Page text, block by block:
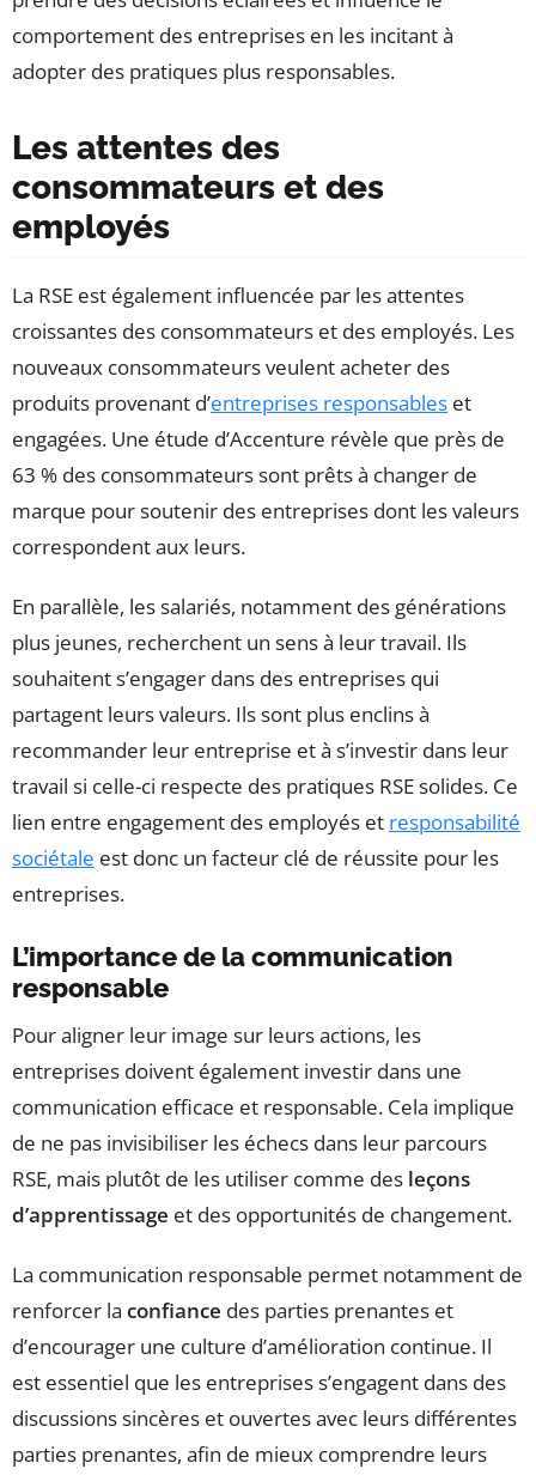
comportement des entreprises en les incitant à
adopter des pratiques plus responsables.
Les attentes des
consommateurs et des
employés
La RSE est également influencée par les attentes
croissantes des consommateurs et des employés. Les
nouveaux consommateurs veulent acheter des
produits provenant d’entreprises responsables et
engagées. Une étude d’Accenture révèle que près de
63 % des consommateurs sont prêts à changer de
marque pour soutenir des entreprises dont les valeurs
correspondent aux leurs.
En parallèle, les salariés, notamment des générations
plus jeunes, recherchent un sens à leur travail. Ils
souhaitent s’engager dans des entreprises qui
partagent leurs valeurs. Ils sont plus enclins à
recommander leur entreprise et à s’investir dans leur
travail si celle-ci respecte des pratiques RSE solides. Ce
lien entre engagement des employés et responsabilité
sociétale est donc un facteur clé de réussite pour les
entreprises.
L’importance de la communication
responsable
Pour aligner leur image sur leurs actions, les
entreprises doivent également investir dans une
communication efficace et responsable. Cela implique
de ne pas invisibiliser les échecs dans leur parcours
RSE, mais plutôt de les utiliser comme des leçons
d’apprentissage et des opportunités de changement.
La communication responsable permet notamment de
renforcer la confiance des parties prenantes et
d’encourager une culture d’amélioration continue. Il
est essentiel que les entreprises s’engagent dans des
discussions sincères et ouvertes avec leurs différentes
parties prenantes, afin de mieux comprendre leurs